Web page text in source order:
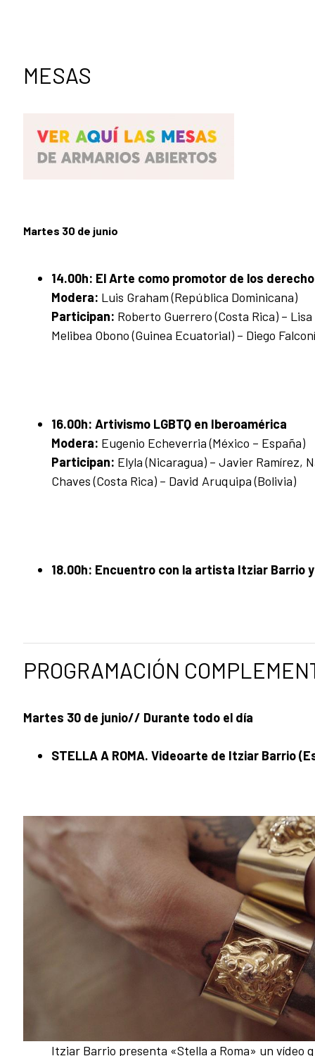
MESAS
Martes 30 de junio
14.00h: El Arte como promotor de los
Modera: Luis Graham (República Dominicana)
Participan: Roberto Guerrero (Costa Rica) –
Melibea Obono (Guinea Ecuatorial) – Diego
16.00h: Artivismo LGBTQ en Iberoamérica
Modera: Eugenio Echeverria (México – España)
Participan: Elyla (Nicaragua) – Javier Ramírez,
Chaves (Costa Rica) – David Aruquipa (Bolivia)
18.00h: Encuentro con la artista Itziar Barrio
PROGRAMACIÓN
Martes 30 de junio// Durante todo el día
STELLA A ROMA. Videoarte de Itziar Barrio
Itziar Barrio presenta «Stella a Roma» un vídeo